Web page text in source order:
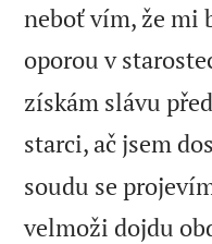
neboť vím, že mi
oporou v
získám slávu
starci, ač jsem
soudu se
velmoži dojdu